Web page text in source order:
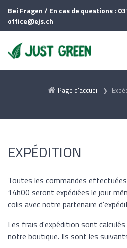
Bei Fragen / En cas de questions :
office@ejs.ch
Page d'accueil
EXPÉDITION
Toutes les commandes
14h00 seront expédiées le jour
colis avec notre partenaire
Les frais d'expédition sont
notre boutique. Ils sont les